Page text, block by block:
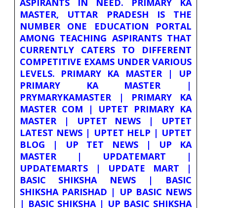
ASPIRANTS IN NEED. PRIMARY KA
MASTER, UTTAR PRADESH IS THE
NUMBER ONE EDUCATION PORTAL
AMONG TEACHING ASPIRANTS THAT
CURRENTLY CATERS TO DIFFERENT
COMPETITIVE EXAMS UNDER VARIOUS
LEVELS. PRIMARY KA MASTER | UP
PRIMARY KA MASTER |
PRYMARYKAMASTER | PRIMARY KA
MASTER COM | UPTET PRIMARY KA
MASTER | UPTET NEWS | UPTET
LATEST NEWS | UPTET HELP | UPTET
BLOG | UP TET NEWS | UP KA
MASTER | UPDATEMART |
UPDATEMARTS | UPDATE MART |
BASIC SHIKSHA NEWS | BASIC
SHIKSHA PARISHAD | UP BASIC NEWS
| BASIC SHIKSHA | UP BASIC SHIKSHA